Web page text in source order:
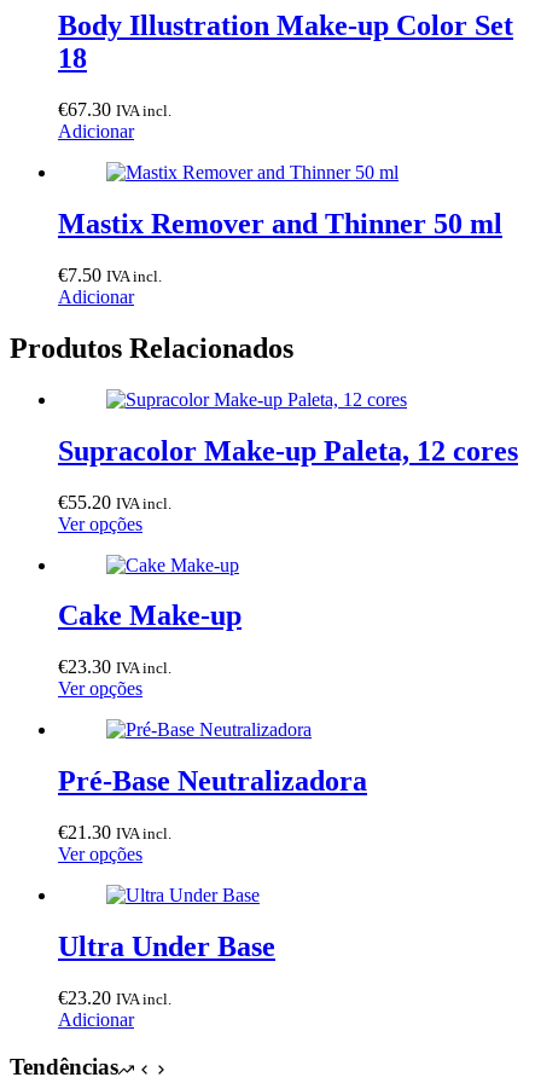
Body Illustration Make-up Color Set
18
€67.30 IVA incl.
Adicionar
Mastix Remover and Thinner 50 ml
€7.50 IVA incl.
Adicionar
Produtos Relacionados
Supracolor Make-up Paleta, 12 cores
€55.20 IVA incl.
Ver opçõesThis
has
variants.
The
may
be
chosen
on
product
Cake Make-up
€23.30 IVA incl.
Ver opçõesThis
has
variants.
The
may
be
on
product
Pré-Base Neutralizadora
€21.30 IVA incl.
Ver opçõesThis
has
variants.
The
may
on
Ultra Under Base
€23.20 IVA incl.
Adicionar
Tendências